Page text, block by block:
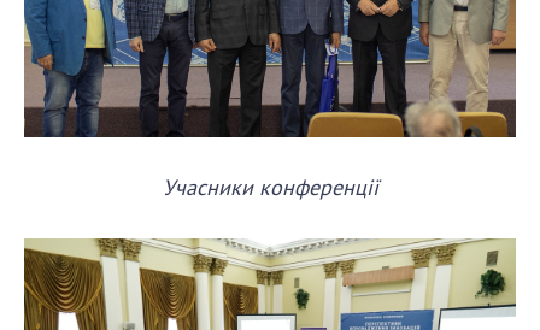
ЗАСІДАННЯ ПРЕЗИДІЇ НАН УКРАЇНИ
НАУКОВІ ВИДАННЯ
АКАДЕМІЯ КОМЕНТУЄ
КОНТАКТИ
ПРОФСПІЛКА НАН УКРАЇНИ
Учасники конференції